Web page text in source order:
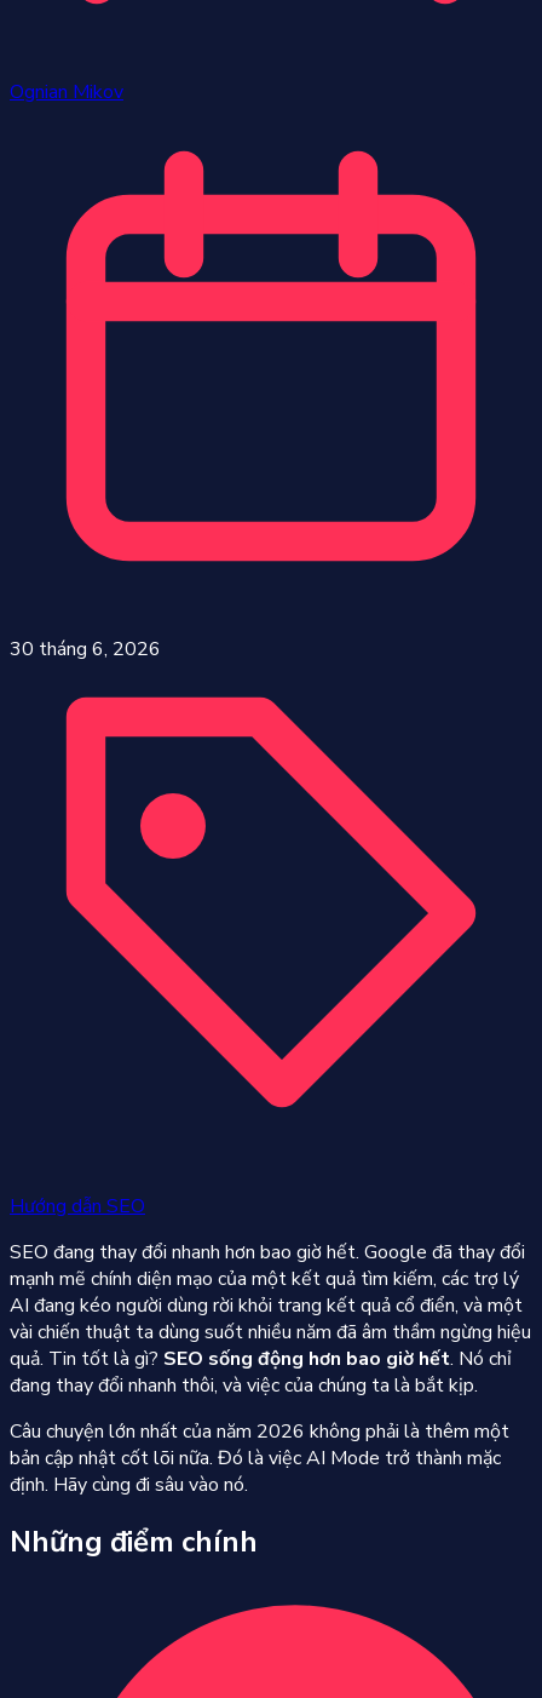
Ognian Mikov
30 tháng 6, 2026
Hướng dẫn SEO
SEO đang thay đổi nhanh hơn bao giờ hết. Google đã thay đổi
mạnh mẽ chính diện mạo của một kết quả tìm kiếm, các trợ lý
AI đang kéo người dùng rời khỏi trang kết quả cổ điển, và một
vài chiến thuật ta dùng suốt nhiều năm đã âm thầm ngừng hiệu
quả. Tin tốt là gì? SEO sống động hơn bao giờ hết. Nó chỉ
đang thay đổi nhanh thôi, và việc của chúng ta là bắt kịp.
Câu chuyện lớn nhất của năm 2026 không phải là thêm một
bản cập nhật cốt lõi nữa. Đó là việc AI Mode trở thành mặc
định. Hãy cùng đi sâu vào nó.
Những điểm chính